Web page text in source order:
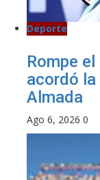
Deporte
Rompe
acordó la
Almada
Ago 6, 2026 0